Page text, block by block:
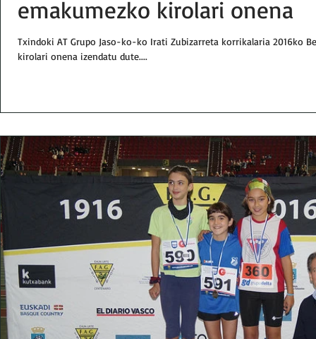
emakumezko kirolari onena
Txindoki AT Grupo Jaso-ko-ko Irati Zubizarreta korrikalaria 2016ko
kirolari onena izendatu dute....